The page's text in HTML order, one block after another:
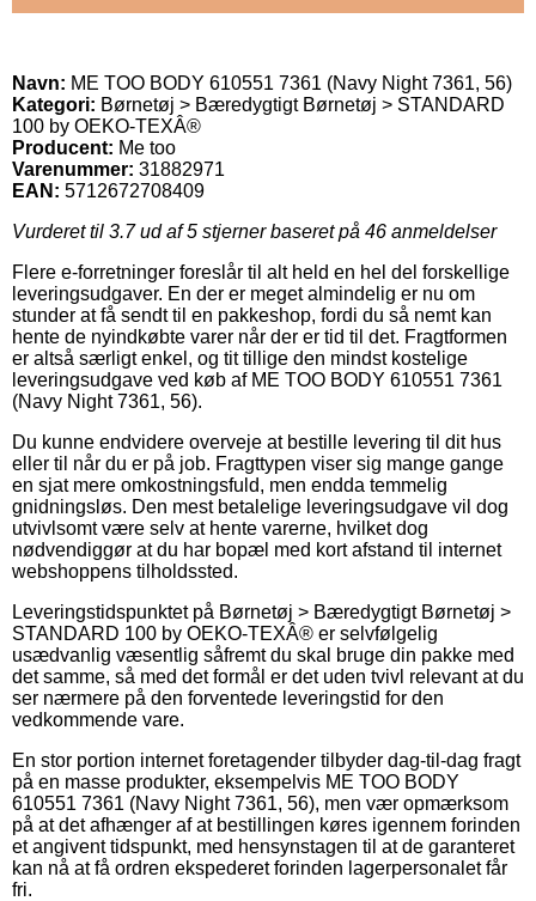
Navn: ME TOO BODY 610551 7361 (Navy Night 7361, 56)
Kategori: Børnetøj > Bæredygtigt Børnetøj > STANDARD
100 by OEKO-TEXÂ®
Producent: Me too
Varenummer: 31882971
EAN: 5712672708409
Vurderet til 3.7ud af 5 stjerner baseret på 46 anmeldelser
Flere e-forretninger foreslår til alt held en hel del forskellige
leveringsudgaver. En der er meget almindelig er nu om
stunder at få sendt til en pakkeshop, fordi du så nemt kan
hente de nyindkøbte varer når der er tid til det. Fragtformen
er altså særligt enkel, og tit tillige den mindst kostelige
leveringsudgave ved køb af ME TOO BODY 610551 7361
(Navy Night 7361, 56).
Du kunne endvidere overveje at bestille levering til dit hus
eller til når du er på job. Fragttypen viser sig mange gange
en sjat mere omkostningsfuld, men endda temmelig
gnidningsløs. Den mest betalelige leveringsudgave vil dog
utvivlsomt være selv at hente varerne, hvilket dog
nødvendiggør at du har bopæl med kort afstand til internet
webshoppens tilholdssted.
Leveringstidspunktet på Børnetøj > Bæredygtigt Børnetøj >
STANDARD 100 by OEKO-TEXÂ® er selvfølgelig
usædvanlig væsentlig såfremt du skal bruge din pakke med
det samme, så med det formål er det uden tvivl relevant at du
ser nærmere på den forventede leveringstid for den
vedkommende vare.
En stor portion internet foretagender tilbyder dag-til-dag fragt
på en masse produkter, eksempelvis ME TOO BODY
610551 7361 (Navy Night 7361, 56), men vær opmærksom
på at det afhænger af at bestillingen køres igennem forinden
et angivent tidspunkt, med hensynstagen til at de garanteret
kan nå at få ordren ekspederet forinden lagerpersonalet får
fri.